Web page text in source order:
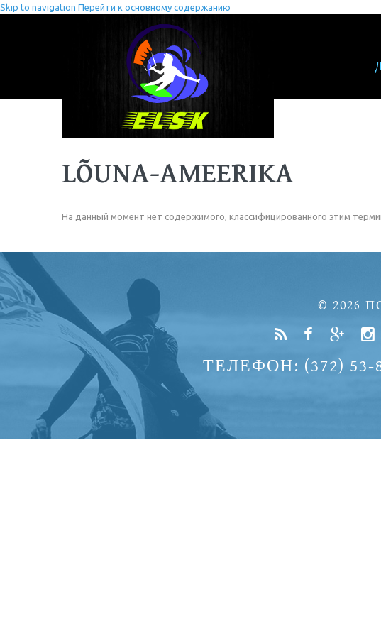
Skip to navigation Перейти к основному содержанию
LÕUNA-AMEERIKA
На данный момент нет содержимого, классифицированного этим
© 2026
ТЕЛЕФОН: (372) 53-